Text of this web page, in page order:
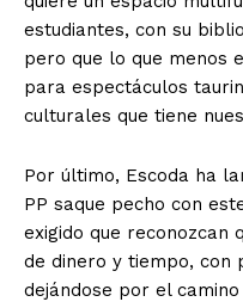
estudiantes, con su
pero que lo que menos
para espectáculos
culturales que tiene
Por último, Escoda ha
PP saque pecho con
exigido que reconozcan
de dinero y tiempo, con
dejándose por el